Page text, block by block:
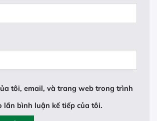
tôi, email, và trang web trong trình
lần bình luận kế tiếp của tôi.